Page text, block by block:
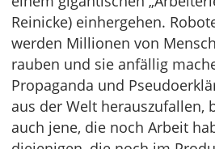
Reinicke) einhergehen.
werden Millionen von
rauben und sie anfällig
Propaganda und
aus der Welt herauszufallen,
auch jene, die noch Arbeit